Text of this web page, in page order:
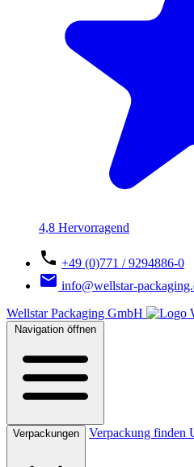
4,8 Hervorragend
+49 (0)771 / 9294886-0
info@wellstar-
Wellstar Packaging GmbH
Navigation öffnen
Verpackungen Verpackung finden